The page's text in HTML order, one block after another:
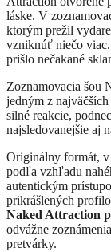
láske. V
ktorým prežil
vzniknúť niečo
prišlo nečakané
Zoznamovacia šou
jedným z
silné reakcie,
najsledovanejšie aj
Originálny formát, v
podľa vzhľadu
autentickým
prikrášlených
Naked Attraction
odvážne
pretvárky.